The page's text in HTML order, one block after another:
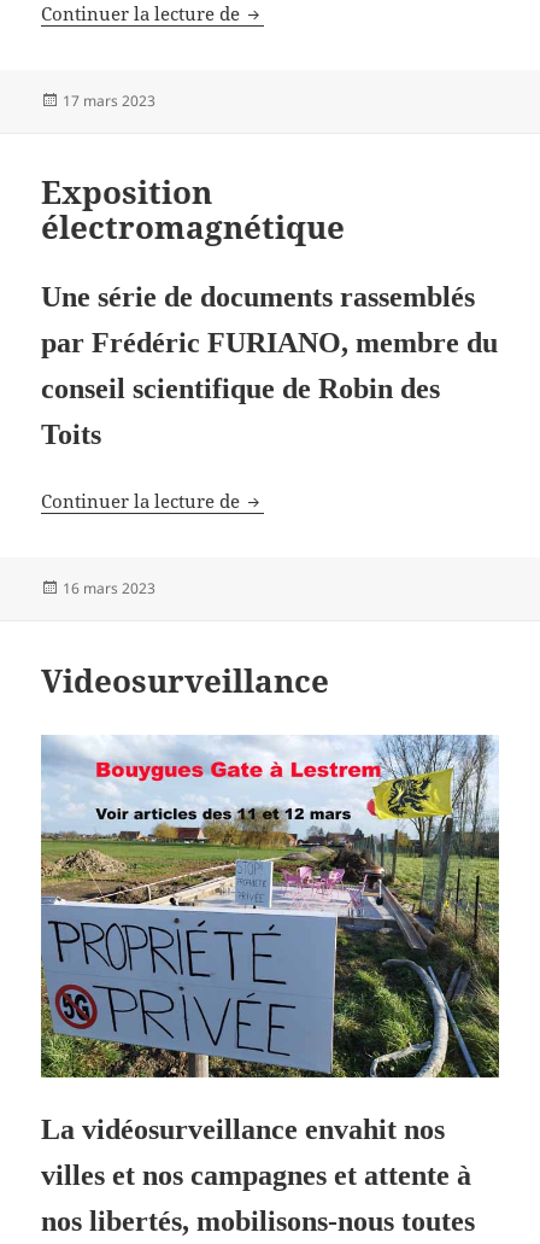
Continuer la lecture de IA, voiture électrique, robots
Publié
17 mars 2023
Exposition
électromagnétique
Une série de documents rassemblés
par Frédéric FURIANO, membre du
conseil scientifique de Robin des
Toits
Continuer la lecture de Exposition électromagnétique
Publié
16 mars 2023
Videosurveillance
La vidéosurveillance envahit nos
villes et nos campagnes et attente à
nos libertés, mobilisons-nous toutes